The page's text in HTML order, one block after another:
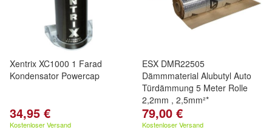
Xentrix XC1000 1 Farad
Kondensator Powercap
34,95 €
Kostenloser Versand
ESX DMR22505
Dämmmaterial Alubutyl Auto
Türdämmung 5 Meter Rolle
2,2mm , 2,5mm²*
79,00 €
Kostenloser Versand